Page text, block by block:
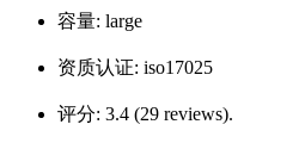
容量: large
资质认证: iso17025
评分: 3.4 (29 reviews).